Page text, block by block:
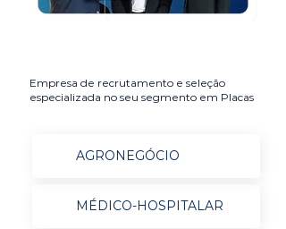
Empresa de recrutamento e seleção
especializada no seu segmento em Placas
AGRONEGÓCIO
MÉDICO-HOSPITALAR